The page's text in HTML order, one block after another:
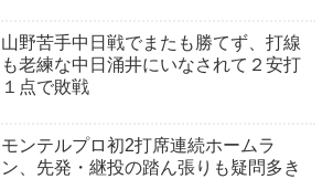
山野苦手中日戦でまたも勝てず、打線
も老練な中日涌井にいなされて２安打
１点で敗戦
モンテルプロ初2打席連続ホームラ
ン、先発・継投の踏ん張りも疑問多き